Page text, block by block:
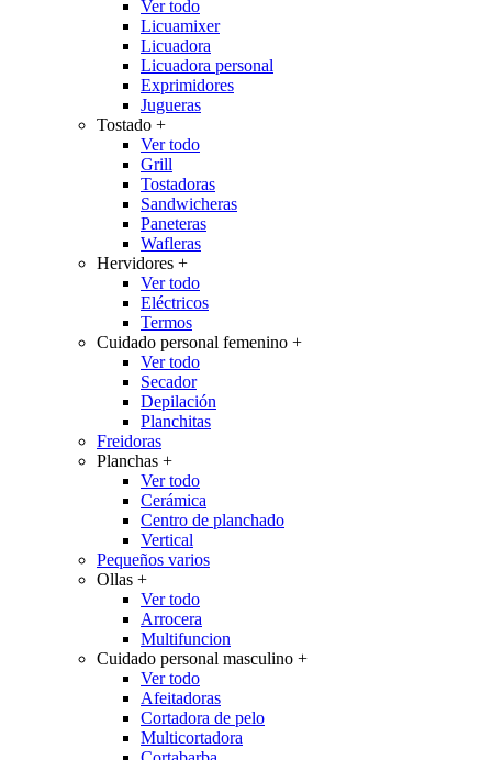
Ver todo
Licuamixer
Licuadora
Licuadora personal
Exprimidores
Jugueras
Tostado +
Ver todo
Grill
Tostadoras
Sandwicheras
Paneteras
Wafleras
Hervidores +
Ver todo
Eléctricos
Termos
Cuidado personal femenino +
Ver todo
Secador
Depilación
Planchitas
Freidoras
Planchas +
Ver todo
Cerámica
Centro de planchado
Vertical
Pequeños varios
Ollas +
Ver todo
Arrocera
Multifuncion
Cuidado personal masculino +
Ver todo
Afeitadoras
Cortadora de pelo
Multicortadora